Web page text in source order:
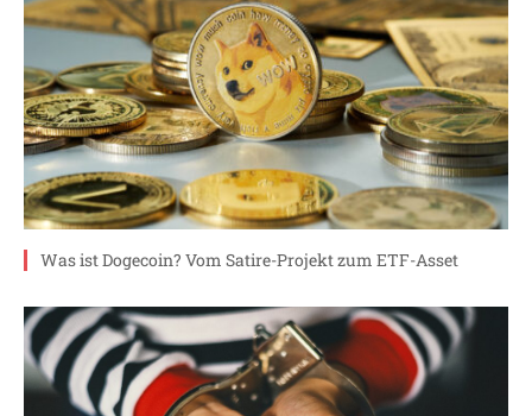
Was ist Dogecoin? Vom Satire-Projekt zum ETF-Asset